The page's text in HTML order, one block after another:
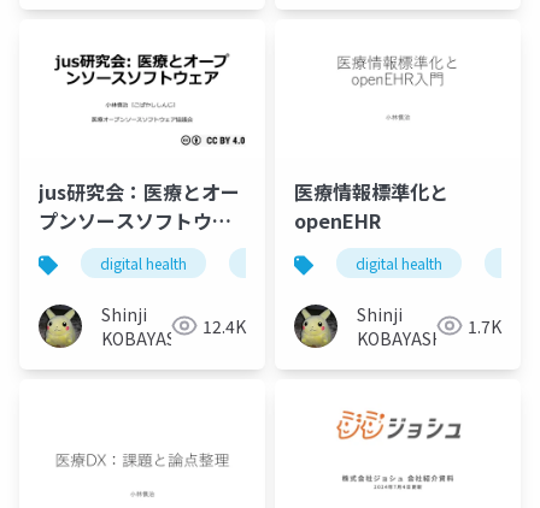
jus研究会：医療とオー
プンソースソフトウェ
ア
digital health global health oss open
Shinji
KOBAYASHI 12.4K
医療情報標準化と
openEHR
digital health
Shinji
KOBAYASHI
1.7K